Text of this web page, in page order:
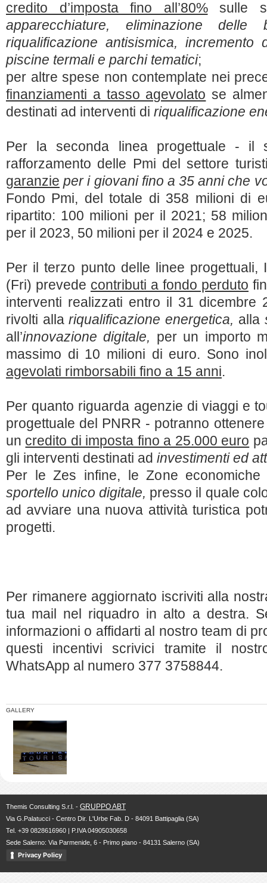
credito d’imposta fino all’80%sulle
apparecchiature, eliminazione delle
riqualificazione antisismica, incremento
piscine termali e parchi tematici;
per altre spese non contemplate nei
finanziamenti a tasso agevolato se
destinati ad interventi di riqualificazione
Per la seconda linea progettuale - il
rafforzamento delle Pmi del settore
garanzie per i giovani fino a 35 anni che
Fondo Pmi, del totale di 358 milioni di
ripartito: 100 milioni per il 2021; 58
per il 2023, 50 milioni per il 2024 e 2025.
Per il terzo punto delle linee progettuali,
(Fri) prevede contributi a fondo perduto
interventi realizzati entro il 31 dicembre
rivolti allariqualificazione energetica, alla
all’innovazione digitale, per un importo
massimo di 10 milioni di euro. Sono
agevolati rimborsabili fino a 15 anni.
Per quanto riguarda agenzie di viaggi e
progettuale del PNRR - potranno
un credito di imposta fino a 25.000 euro
gli interventi destinati ad investimenti ed
Per le Zes infine, le Zone
sportello unico digitale, presso il quale
ad avviare una nuova attività turistica
progetti.
Per rimanere aggiornato iscriviti alla
tua mail nel riquadro in alto a destra.
informazioni o affidarti al nostro team di
questi incentivi scrivici tramite il
WhatsApp al numero 377 3758844.
GALLERY
Themis Consulting S.r.l. - GRUPPO ABT
Via G.Palatucci - Centro Dir. L'Urbe Fab. D - 84091 Battipaglia (SA)
Tel. +39 0828616960 | P.IVA 04905030658
Sede Salerno: Via Parmenide, 6 - Primo piano - 84131 Salerno (SA)
Privacy Policy